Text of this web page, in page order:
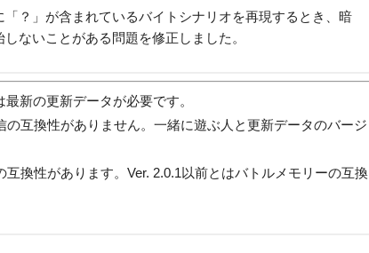
？」が含まれているバイトシナリオを再現するとき、暗
ないことがある問題を修正しました。
新の更新データが必要です。
互換性がありません。一緒に遊ぶ人と更新データのバージ
換性があります。Ver. 2.0.1以前とはバトルメモリーの互換